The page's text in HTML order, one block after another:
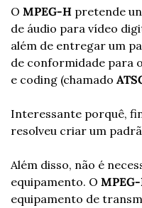
O MPEG-H pretende
de áudio para vídeo
além de entregar um
de conformidade para
e coding (chamado
Interessante porquê,
resolveu criar um
Além disso, não é
equipamento. O
equipamento de